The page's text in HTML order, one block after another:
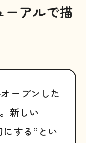
ーアルで描
ープンした
新しい
する”とい